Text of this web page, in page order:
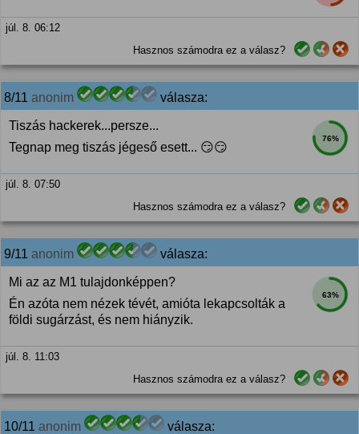
júl. 8. 06:12
Hasznos számodra ez a válasz?
8/11 anonim válasza:
76%
Tiszás hackerek...persze...
Tegnap meg tiszás jégeső esett... 😏😏
júl. 8. 07:50
Hasznos számodra ez a válasz?
9/11 anonim válasza:
63%
Mi az az M1 tulajdonképpen?
Én azóta nem nézek tévét, amióta lekapcsolták a
földi sugárzást, és nem hiányzik.
júl. 8. 11:03
Hasznos számodra ez a válasz?
10/11 anonim válasza: